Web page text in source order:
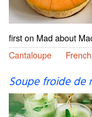
first on Mad about
Cantaloupe
French
Soupe froide de